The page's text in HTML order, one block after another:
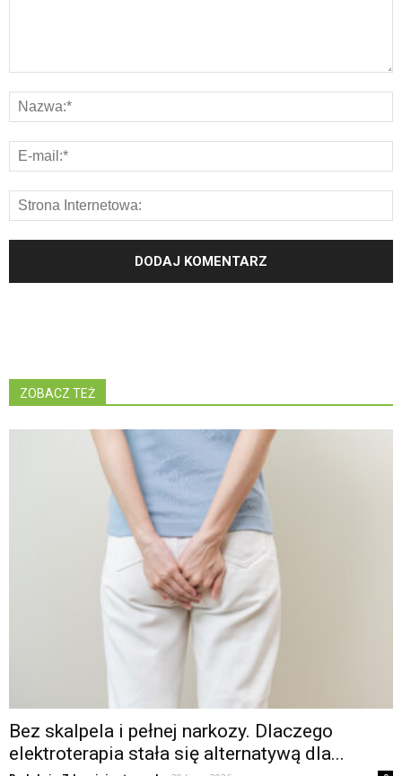
ZOBACZ TEŻ
Bez skalpela i pełnej narkozy. Dlaczego
elektroterapia stała się alternatywą dla...